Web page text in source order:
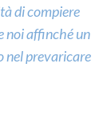
di compiere
noi affinché un
nel prevaricare